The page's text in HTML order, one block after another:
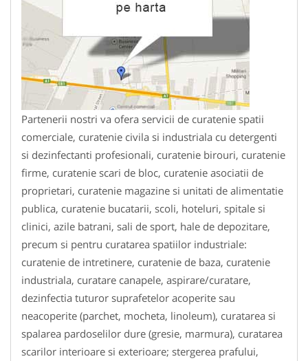
Partenerii nostri va ofera servicii de curatenie spatii
comerciale, curatenie civila si industriala cu detergenti
si dezinfectanti profesionali, curatenie birouri, curatenie
firme, curatenie scari de bloc, curatenie asociatii de
proprietari, curatenie magazine si unitati de alimentatie
publica, curatenie bucatarii, scoli, hoteluri, spitale si
clinici, azile batrani, sali de sport, hale de depozitare,
precum si pentru curatarea spatiilor industriale:
curatenie de intretinere, curatenie de baza, curatenie
industriala, curatare canapele, aspirare/curatare,
dezinfectia tuturor suprafetelor acoperite sau
neacoperite (parchet, mocheta, linoleum), curatarea si
spalarea pardoselilor dure (gresie, marmura), curatarea
scarilor interioare si exterioare; stergerea prafului,